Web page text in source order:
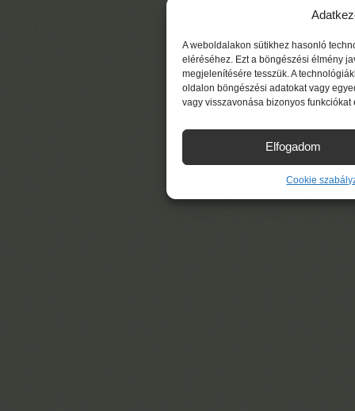
A weboldalakon sütikhez hasonló
eléréséhez. Ezt a böngészési élmény
megjelenítésére tesszük. A
oldalon böngészési adatokat vagy
vagy visszavonása bizonyos
Elfogadom
Cookie